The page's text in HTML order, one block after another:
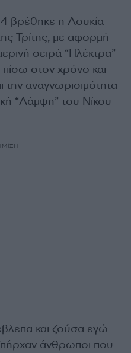
βρέθηκε η Λουκία
Τρίτης, με αφορμή
σειρά “Ηλέκτρα”
στον χρόνο και
την αναγνωρισιμότητα
“Λάμψη” του Νίκου
και ζούσα εγώ
άνθρωποι που